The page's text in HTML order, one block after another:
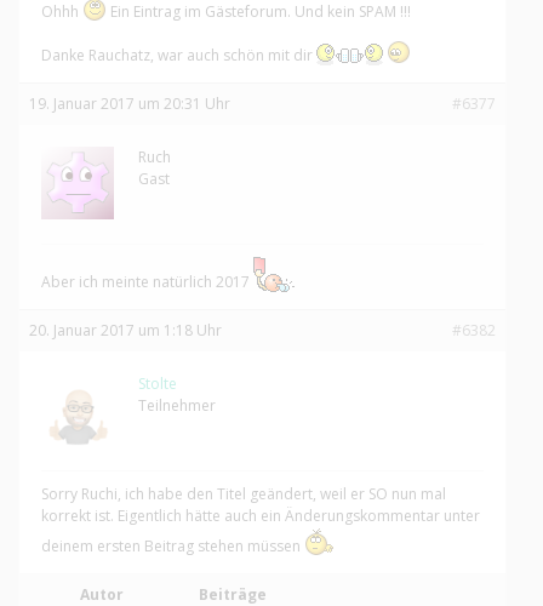
Ohhh Ein Eintrag im Gästeforum. Und kein SPAM !!!
Danke Rauchatz, war auch schön mit dir
19. Januar 2017 um 20:31 Uhr #6377
Ruch
Gast
Aber ich meinte natürlich 2017
20. Januar 2017 um 1:18 Uhr #6382
Stolte
Teilnehmer
Sorry Ruchi, ich habe den Titel geändert, weil er SO nun mal
korrekt ist. Eigentlich hätte auch ein Änderungskommentar unter
deinem ersten Beitrag stehen müssen
Autor Beiträge